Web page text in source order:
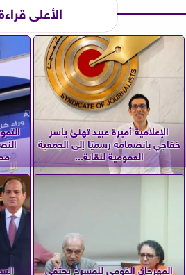
الأعلى
الإعلامية أميرة عبيد تهنئ ياسر
خفاجي بانضمامه رسميًا إلى الجمعية
العمومية لنقابة...
المهرجان القومي للمسرح يحتفي